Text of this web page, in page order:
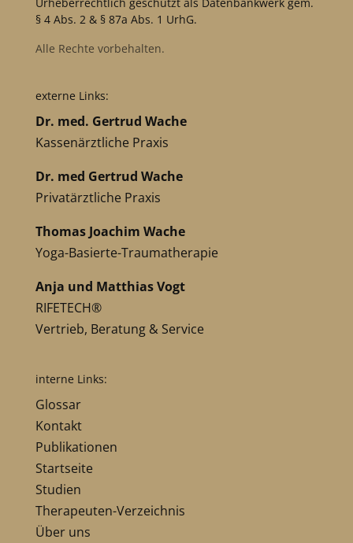
§ 4 Abs. 2 & § 87a Abs. 1 UrhG.
Alle Rechte vorbehalten.
externe Links:
Dr. med. Gertrud Wache
Kassenärztliche Praxis
Dr. med Gertrud Wache
Privatärztliche Praxis
Thomas Joachim Wache
Yoga-Basierte-Traumatherapie
Anja und Matthias Vogt
RIFETECH®
Vertrieb, Beratung & Service
interne Links:
Glossar
Kontakt
Publikationen
Startseite
Studien
Therapeuten-Verzeichnis
Über uns